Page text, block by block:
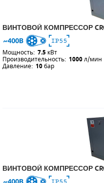
ВИНТОВОЙ КОМПРЕССОР
Мощность: 7.5 кВт
Производительность: 1000л/мин
Давление: 10бар
ВИНТОВОЙ КОМПРЕССОР